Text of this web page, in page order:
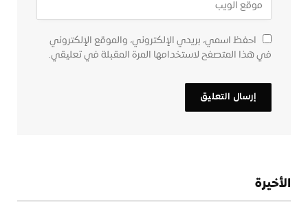
احفظ اسمي، بريدي الإلكتروني، والموقع الإلكتروني
في هذا المتصفح لاستخدامها المرة المقبلة في تعليقي.
الأخيرة